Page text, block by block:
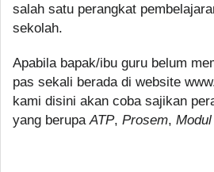
salah satu perangkat
sekolah.
Apabila bapak/ibu guru belum
pas sekali berada di website
kami disini akan coba sajikan
yang berupa ATP, Prosem,